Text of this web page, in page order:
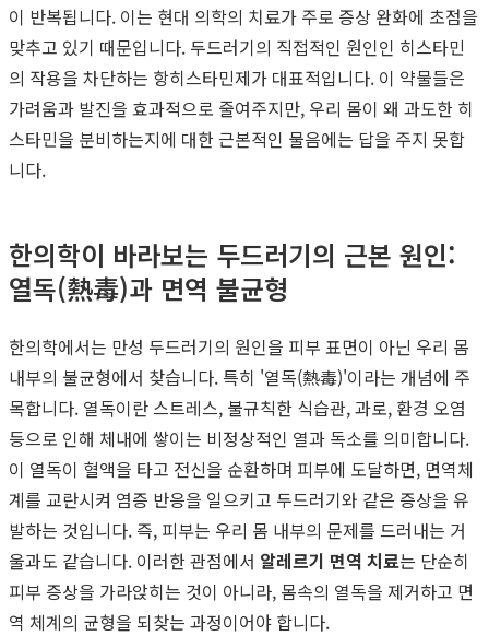
이 반복됩니다. 이는 현대 의학의 치료가 주로 증상 완화에 초점을
맞추고 있기 때문입니다. 두드러기의 직접적인 원인인 히스타민
의 작용을 차단하는 항히스타민제가 대표적입니다. 이 약물들은
가려움과 발진을 효과적으로 줄여주지만, 우리 몸이 왜 과도한 히
스타민을 분비하는지에 대한 근본적인 물음에는 답을 주지 못합
니다.
한의학이 바라보는 두드러기의 근본 원인:
열독(熱毒)과 면역 불균형
한의학에서는 만성 두드러기의 원인을 피부 표면이 아닌 우리 몸
내부의 불균형에서 찾습니다. 특히 '열독(熱毒)'이라는 개념에 주
목합니다. 열독이란 스트레스, 불규칙한 식습관, 과로, 환경 오염
등으로 인해 체내에 쌓이는 비정상적인 열과 독소를 의미합니다.
이 열독이 혈액을 타고 전신을 순환하며 피부에 도달하면, 면역체
계를 교란시켜 염증 반응을 일으키고 두드러기와 같은 증상을 유
발하는 것입니다. 즉, 피부는 우리 몸 내부의 문제를 드러내는 거
울과도 같습니다. 이러한 관점에서 알레르기 면역 치료는 단순히
피부 증상을 가라앉히는 것이 아니라, 몸속의 열독을 제거하고 면
역 체계의 균형을 되찾는 과정이어야 합니다.